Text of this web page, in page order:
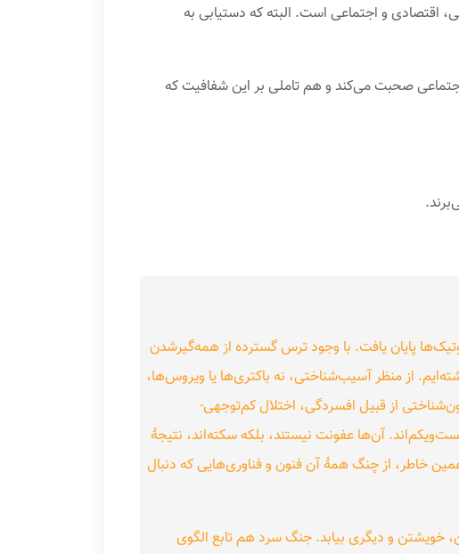
اقتصادی و اجتماعی است. البته که دستیابی به
صحبت می‌کند و هم تاملی بر این شفافیت که
پایان یافت. با وجود ترس گسترده از همه‌گیرشدن
از منظر آسیب‌شناختی، نه باکتری‌ها یا ویروس‌ها،
از قبیل افسردگی، اختلال کم‌توجهی-
آن‌ها عفونت نیستند، بلکه سکته‌اند، نتیجهٔ
خاطر، از چنگ همهٔ آن فنون و فناوری‌هایی که دنبال
و دیگری بیابد. جنگ سرد هم تابع الگوی